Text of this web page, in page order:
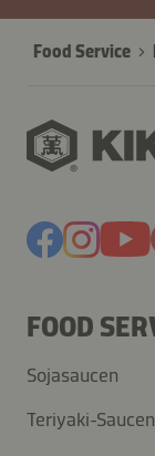
Food Service
FOOD
Sojasaucen
Teriyaki-Saucen